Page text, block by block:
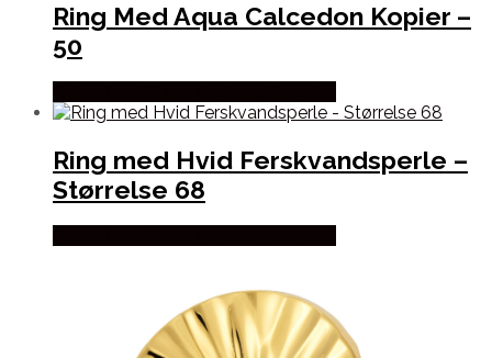
Ring Med Aqua Calcedon Kopier –
50
Ring med Hvid Ferskvandsperle –
Størrelse 68